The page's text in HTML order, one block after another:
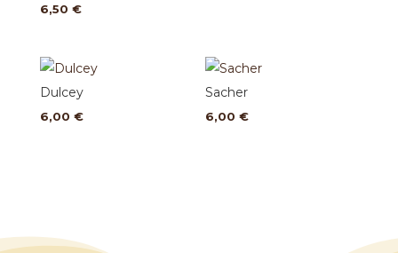
6,50 €
Dulcey
6,00 €
Sacher
6,00€